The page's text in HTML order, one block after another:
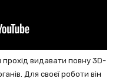
видавати повну 3D-
Для своєї роботи він